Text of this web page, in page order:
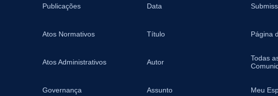
Publicações
Atos Normativos
Atos Administrativos
Governança
Data
Título
Autor
Assunto
Página
Todas
Meu